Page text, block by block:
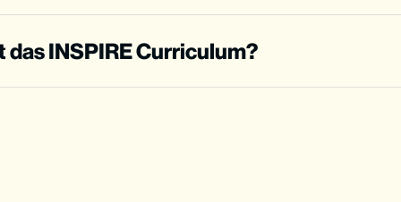
INSPIRE Curriculum?